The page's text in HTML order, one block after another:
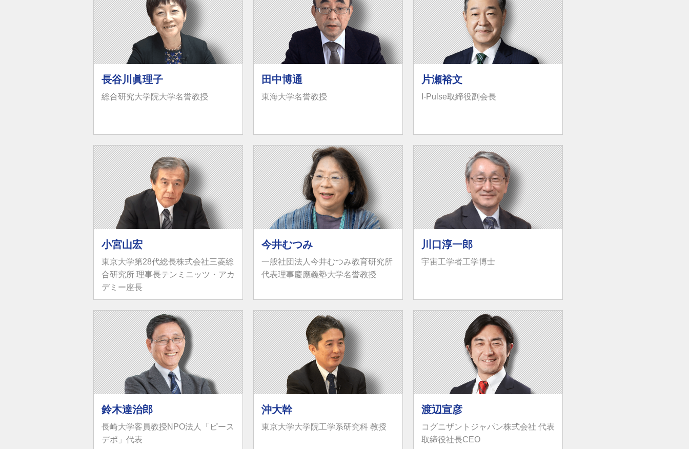
長谷川眞理子
総合研究大学院大学名誉教授
田中博通
東海大学名誉教授
片瀬裕文
I-Pulse取締役副会長
小宮山宏
東京大学第28代総長株式会社三菱総
合研究所 理事長テンミニッツ・アカ
デミー座長
今井むつみ
一般社団法人今井むつみ教育研究所
代表理事慶應義塾大学名誉教授
川口淳一郎
宇宙工学者工学博士
鈴木達治郎
長崎大学客員教授NPO法人「ピース
デポ」代表
沖大幹
東京大学大学院工学系研究科 教授
渡辺宣彦
コグニザントジャパン株式会社 代表
取締役社長CEO